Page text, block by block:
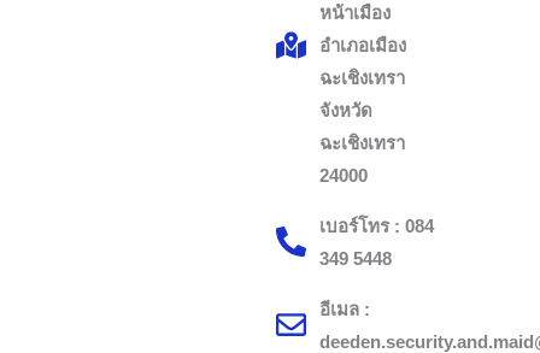
หน้าเมือง
อำเภอเมือง
ฉะเชิงเทรา
จังหวัด
ฉะเชิงเทรา
24000
เบอร์โทร : 084
349 5448
อีเมล :